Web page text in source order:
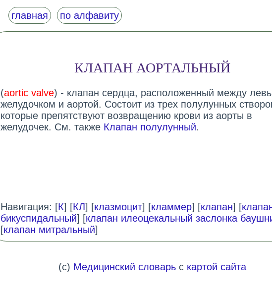
главная по алфавиту
КЛАПАН АОРТАЛЬНЫЙ
(aortic valve) - клапан сердца, расположенный между
желудочком и аортой. Состоит из трех полулунных
которые препятствуют возвращению крови из аорты в
желудочек. См. также Клапан полулунный.
Навигация: [К] [КЛ] [клазмоцит] [кламмер] [клапан] [
бикуспидальный] [клапан илеоцекальный заслонка
[клапан митральный]
(c) Медицинский словарьс картой сайта